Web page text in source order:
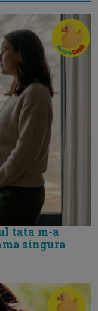
tata m-a
singura